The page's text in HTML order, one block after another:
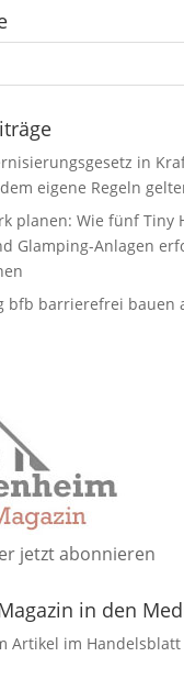
in
eigene Regeln
planen: Wie fünf Tiny
Glamping-Anlagen
bfb barrierefrei bauen
jetzt abonnieren
in den
Artikel im Handelsblatt